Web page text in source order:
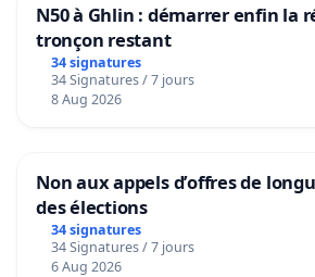
N50 à Ghlin : démarrer enfin la
tronçon restant
34 signatures
34 Signatures / 7 jours
8 Aug 2026
Non aux appels d’offres de
des élections
34 signatures
34 Signatures / 7 jours
6 Aug 2026